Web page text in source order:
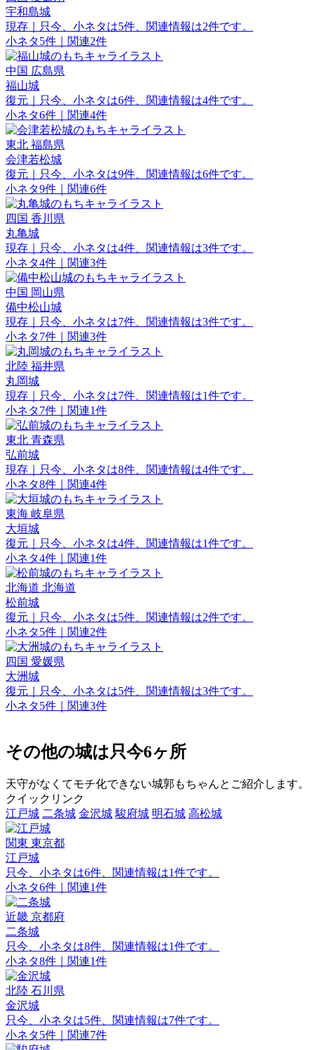
宇和島城
現存｜只今、小ネタは5件、関連情報は2件です。
小ネタ5件｜関連2件
中国 広島県
福山城
復元｜只今、小ネタは6件、関連情報は4件です。
小ネタ6件｜関連4件
東北 福島県
会津若松城
復元｜只今、小ネタは9件、関連情報は6件です。
小ネタ9件｜関連6件
四国 香川県
丸亀城
現存｜只今、小ネタは4件、関連情報は3件です。
小ネタ4件｜関連3件
中国 岡山県
備中松山城
現存｜只今、小ネタは7件、関連情報は3件です。
小ネタ7件｜関連3件
北陸 福井県
丸岡城
現存｜只今、小ネタは7件、関連情報は1件です。
小ネタ7件｜関連1件
東北 青森県
弘前城
現存｜只今、小ネタは8件、関連情報は4件です。
小ネタ8件｜関連4件
東海 岐阜県
大垣城
復元｜只今、小ネタは4件、関連情報は1件です。
小ネタ4件｜関連1件
北海道 北海道
松前城
復元｜只今、小ネタは5件、関連情報は2件です。
小ネタ5件｜関連2件
四国 愛媛県
大洲城
復元｜只今、小ネタは5件、関連情報は3件です。
小ネタ5件｜関連3件
その他の城は只今6ヶ所
天守がなくてモチ化できない城郭もちゃんとご紹介します。
クイックリンク
江戸城 二条城 金沢城 駿府城 明石城 高松城
関東 東京都
江戸城
只今、小ネタは6件、関連情報は1件です。
小ネタ6件｜関連1件
近畿 京都府
二条城
只今、小ネタは8件、関連情報は1件です。
小ネタ8件｜関連1件
北陸 石川県
金沢城
只今、小ネタは5件、関連情報は7件です。
小ネタ5件｜関連7件